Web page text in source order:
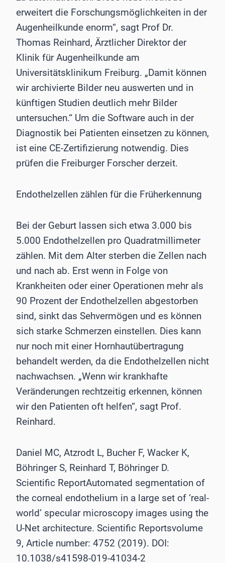
erweitert die Forschungsmöglichkeiten in der
Augenheilkunde enorm“, sagt Prof Dr.
Thomas Reinhard, Ärztlicher Direktor der
Klinik für Augenheilkunde am
Universitätsklinikum Freiburg. „Damit können
wir archivierte Bilder neu auswerten und in
künftigen Studien deutlich mehr Bilder
untersuchen.“ Um die Software auch in der
Diagnostik bei Patienten einsetzen zu können,
ist eine CE-Zertifizierung notwendig. Dies
prüfen die Freiburger Forscher derzeit.
Endothelzellen zählen für die Früherkennung
Bei der Geburt lassen sich etwa 3.000 bis
5.000 Endothelzellen pro Quadratmillimeter
zählen. Mit dem Alter sterben die Zellen nach
und nach ab. Erst wenn in Folge von
Krankheiten oder einer Operationen mehr als
90 Prozent der Endothelzellen abgestorben
sind, sinkt das Sehvermögen und es können
sich starke Schmerzen einstellen. Dies kann
nur noch mit einer Hornhautübertragung
behandelt werden, da die Endothelzellen nicht
nachwachsen. „Wenn wir krankhafte
Veränderungen rechtzeitig erkennen, können
wir den Patienten oft helfen“, sagt Prof.
Reinhard.
Daniel MC, Atzrodt L, Bucher F, Wacker K,
Böhringer S, Reinhard T, Böhringer D.
Scientific ReportAutomated segmentation of
the corneal endothelium in a large set of ‘real-
world’ specular microscopy images using the
U-Net architecture. Scientific Reportsvolume
9, Article number: 4752 (2019). DOI:
10.1038/s41598-019-41034-2